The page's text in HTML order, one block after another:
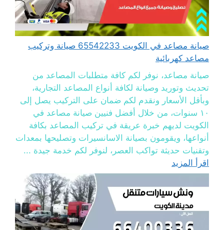
صيانة مصاعد في الكويت 65542233 صيانة وتركيب
مصاعد كهربائية
صيانة مصاعد، نوفر لكم كافة متطلبات المصاعد من
تحديث وتوريد وصيانة لكافة أنواع المصاعد التجارية،
وبأقل الأسعار ونقدم لكم ضمان على التركيب يصل إلى
١٠ سنوات، من خلال أفضل فنيين صيانة مصاعد في
الكويت لديهم خبرة عريقة في تركيب المصاعد بكافة
أنواعها، ويقومون بصيانة الاسانسيرات وتصليحها بمعدات
وتقنيات حديثة تواكب العصر، لنوفر لكم خدمة جيدة ...
اقرأ المزيد